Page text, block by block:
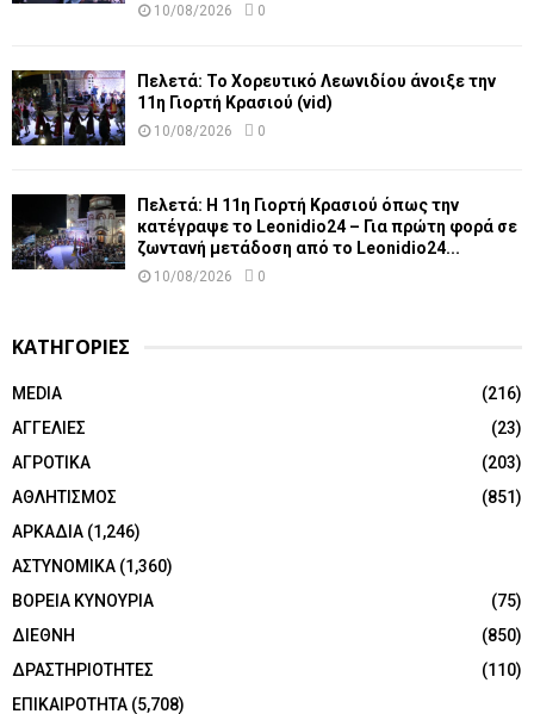
10/08/2026 0
Πελετά: Το Χορευτικό Λεωνιδίου άνοιξε την
11η Γιορτή Κρασιού (vid)
10/08/2026 0
Πελετά: Η 11η Γιορτή Κρασιού όπως την
κατέγραψε το Leonidio24 – Για πρώτη φορά σε
ζωντανή μετάδοση από το Leonidio24...
10/08/2026 0
ΚΑΤΗΓΟΡΙΕΣ
MEDIA
(216)
ΑΓΓΕΛΙΕΣ
(23)
ΑΓΡΟΤΙΚΑ
(203)
ΑΘΛΗΤΙΣΜΟΣ
(851)
ΑΡΚΑΔΙΑ (1,246)
ΑΣΤΥΝΟΜΙΚΑ (1,360)
ΒΟΡΕΙΑ ΚΥΝΟΥΡΙΑ
(75)
ΔΙΕΘΝΗ
(850)
ΔΡΑΣΤΗΡΙΟΤΗΤΕΣ
(110)
ΕΠΙΚΑΙΡΟΤΗΤΑ (5,708)